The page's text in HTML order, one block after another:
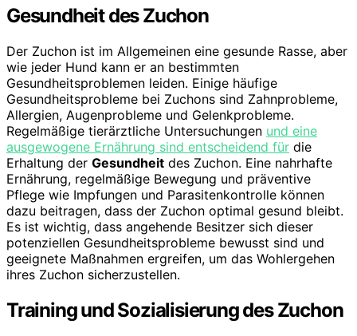
Gesundheit des Zuchon
Der Zuchon ist im Allgemeinen eine gesunde Rasse, aber
wie jeder Hund kann er an bestimmten
Gesundheitsproblemen leiden. Einige häufige
Gesundheitsprobleme bei Zuchons sind Zahnprobleme,
Allergien, Augenprobleme und Gelenkprobleme.
Regelmäßige tierärztliche Untersuchungen und eine
ausgewogene Ernährung sind entscheidend für die
Erhaltung der Gesundheit des Zuchon. Eine nahrhafte
Ernährung, regelmäßige Bewegung und präventive
Pflege wie Impfungen und Parasitenkontrolle können
dazu beitragen, dass der Zuchon optimal gesund bleibt.
Es ist wichtig, dass angehende Besitzer sich dieser
potenziellen Gesundheitsprobleme bewusst sind und
geeignete Maßnahmen ergreifen, um das Wohlergehen
ihres Zuchon sicherzustellen.
Training und Sozialisierung des Zuchon